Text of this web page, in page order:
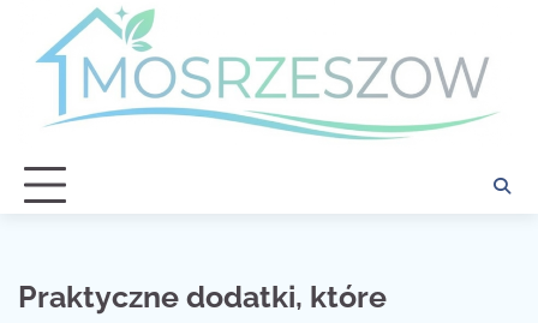
content
Praktyczne dodatki, które